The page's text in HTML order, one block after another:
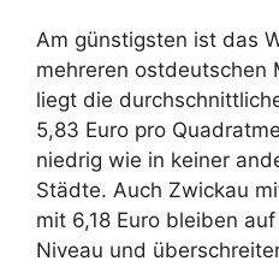
Am günstigsten ist das
mehreren ostdeutschen
liegt die
5,83 Euro pro
niedrig wie in keiner
Städte. Auch Zwickau
mit 6,18 Euro bleiben
Niveau und